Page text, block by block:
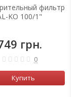
фильтр
KO 100/1"
грн.
0
Купить